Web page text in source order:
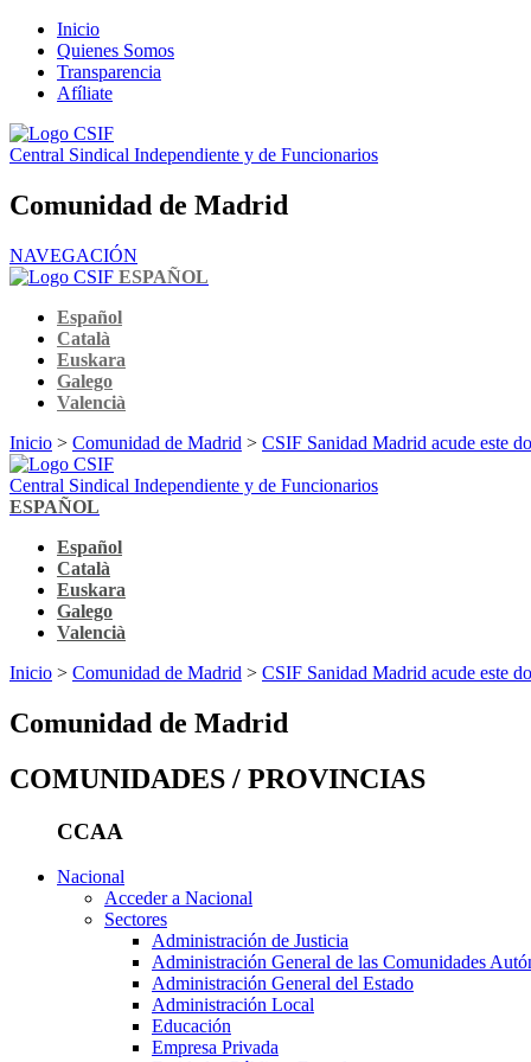
Inicio
Quienes Somos
Transparencia
Afíliate
Central Sindical Independiente y de Funcionarios
Comunidad de Madrid
NAVEGACIÓN
ESPAÑOL
Español
Català
Euskara
Galego
Valencià
Inicio > Comunidad de Madrid > CSIF Sanidad Madrid acude este
Central Sindical Independiente y de Funcionarios
ESPAÑOL
Español
Català
Euskara
Galego
Valencià
Inicio > Comunidad de Madrid > CSIF Sanidad Madrid acude este
Comunidad de Madrid
COMUNIDADES / PROVINCIAS
CCAA
Nacional
Acceder a Nacional
Sectores
Administración de Justicia
Administración General de las Comunidades
Administración General del Estado
Administración Local
Educación
Empresa Privada